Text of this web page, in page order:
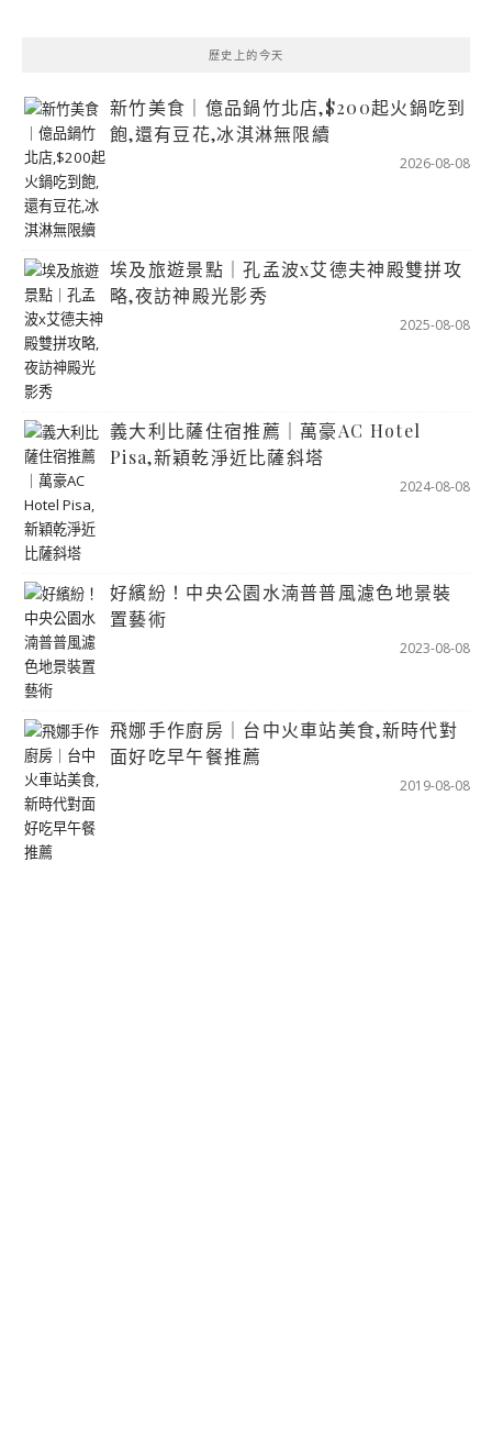
歷史上的今天
新竹美食｜億品鍋竹北店,$200起火鍋吃到
飽,還有豆花,冰淇淋無限續
2026-08-08
埃及旅遊景點｜孔孟波x艾德夫神殿雙拼攻
略,夜訪神殿光影秀
2025-08-08
義大利比薩住宿推薦｜萬豪AC Hotel
Pisa,新穎乾淨近比薩斜塔
2024-08-08
好繽紛！中央公園水湳普普風濾色地景裝
置藝術
2023-08-08
飛娜手作廚房｜台中火車站美食,新時代對
面好吃早午餐推薦
2019-08-08